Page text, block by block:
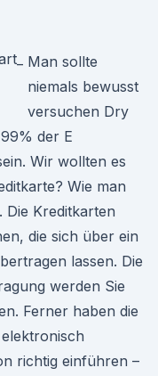
Man sollte
niemals bewusst
versuchen Dry
der E
Wir wollten es
Wie man
Die Kreditkarten
die sich über ein
lassen. Die
werden Sie
Ferner haben die
richtig einführen –